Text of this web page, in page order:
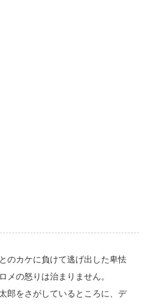
のカケに負けて逃げ出した卑怯
メの怒りは治まりません。
郎をさがしているところに、デ